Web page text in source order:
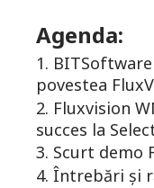
Agenda:
1.
povestea
2. Fluxvision
succes la
3. Scurt demo
4. Întrebări și